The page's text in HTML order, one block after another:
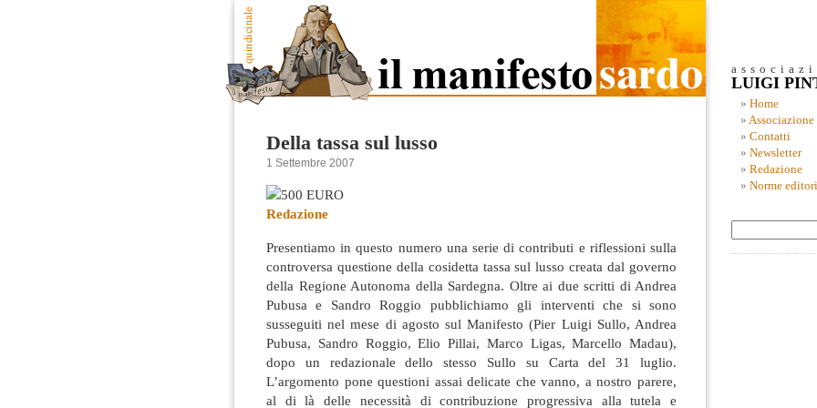
Della tassa sul lusso
1 Settembre 2007
Redazione
Presentiamo in questo numero una serie di contributi e riflessioni sulla
controversa questione della cosidetta tassa sul lusso creata dal governo
della Regione Autonoma della Sardegna. Oltre ai due scritti di Andrea
Pubusa e Sandro Roggio pubblichiamo gli interventi che si sono
susseguiti nel mese di agosto sul Manifesto (Pier Luigi Sullo, Andrea
Pubusa, Sandro Roggio, Elio Pillai, Marco Ligas, Marcello Madau),
dopo un redazionale dello stesso Sullo su Carta del 31 luglio.
L’argomento pone questioni assai delicate che vanno, a nostro parere,
al di là delle necessità di contribuzione progressiva alla tutela e
LUIGI
Home
Associazione
Contatti
Newsletter
Redazione
Norme